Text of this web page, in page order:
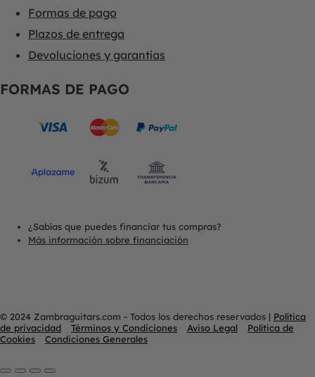
Formas de pago
Plazos de entrega
Devoluciones y garantías
FORMAS DE PAGO
¿Sabías que puedes financiar tus compras?
Más información sobre financiación
© 2024 Zambraguitars.com - Todos los derechos reservados | Política
de privacidad
Términos y Condiciones Aviso Legal
Política de
Cookies
Condiciones Generales